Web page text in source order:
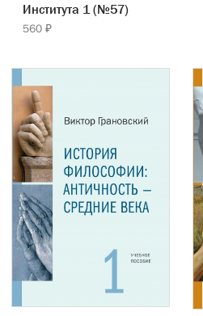
Института 1 (№57)
560 ₽